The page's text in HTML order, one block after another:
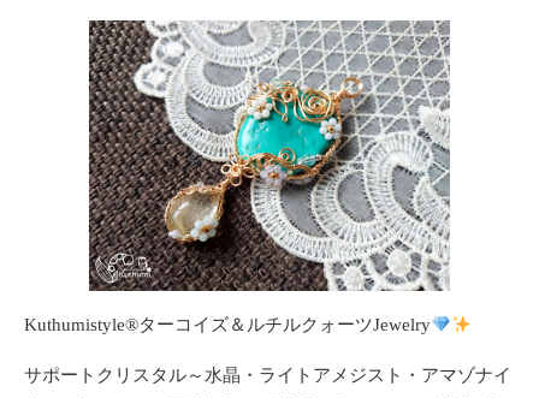
Kuthumistyle®️ターコイズ＆ルチルクォーツJewelry
サポートクリスタル～水晶・ライトアメジスト・アマゾナイ